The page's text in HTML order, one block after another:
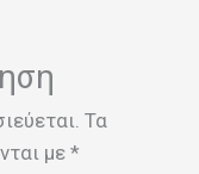
Τα
με *